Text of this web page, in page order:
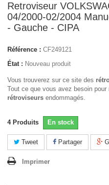
Retroviseur
04/2000-02/2004
- Gauche - CIPA
Référence : CF249121
État : Nouveau produit
Vous trouverez sur ce site des
Tout ce que vous avez besoin pour
rétroviseurs endommagés.
4 Produits En stock
Tweet Partager
Imprimer